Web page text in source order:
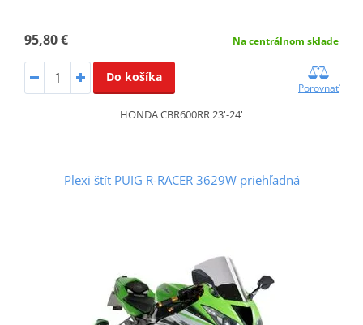
95,80 € Na centrálnom sklade
Do košíka
Porovnať
HONDA CBR600RR 23'-24'
Plexi štít PUIG R-RACER 3629W priehľadná